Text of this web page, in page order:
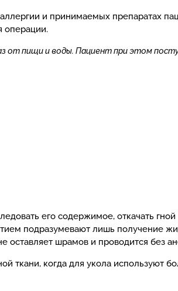
и принимаемых препаратах
операции.
от пищи и воды. Пациент при этом
его содержимое, откачать гной
подразумевают лишь получение
шрамов и проводится без
ткани, когда для укола используют